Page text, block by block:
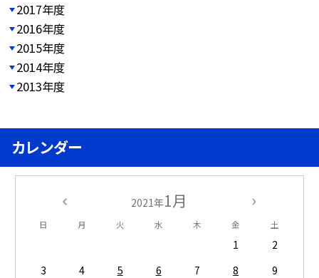
2017年度
2016年度
2015年度
2014年度
2013年度
カレンダー
2021年1月
日 月 火 水 木 金 土
1
2
3
4 5 6 7 8
9